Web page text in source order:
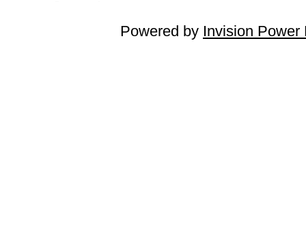
Powered by Invision Power